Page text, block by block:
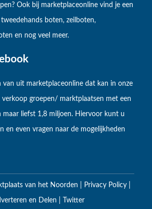
Ook bij marketplaceonline vind je een
boten, zeilboten,
en nog veel meer.
van uit marketplaceonline dat kan in onze
groepen/ marktplaatsen met een
maar liefst 1,8 miljoen. Hiervoor kunt u
en even vragen naar de mogelijkheden
van het Noorden Privacy Policy
en Delen Twitter